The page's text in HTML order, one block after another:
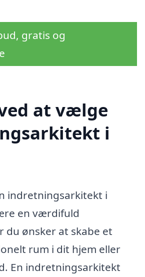
gratis og
at vælge
i
indretningsarkitekt i
en værdifuld
du ønsker at skabe et
rum i dit hjem eller
En indretningsarkitekt